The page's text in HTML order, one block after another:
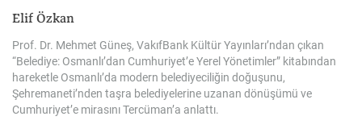
Elif Özkan
Prof. Dr. Mehmet Güneş, VakıfBank Kültür Yayınları’ndan çıkan
“Belediye: Osmanlı’dan Cumhuriyet’e Yerel Yönetimler” kitabından
hareketle Osmanlı’da modern belediyeciliğin doğuşunu,
Şehremaneti’nden taşra belediyelerine uzanan dönüşümü ve
Cumhuriyet’e mirasını Tercüman’a anlattı.